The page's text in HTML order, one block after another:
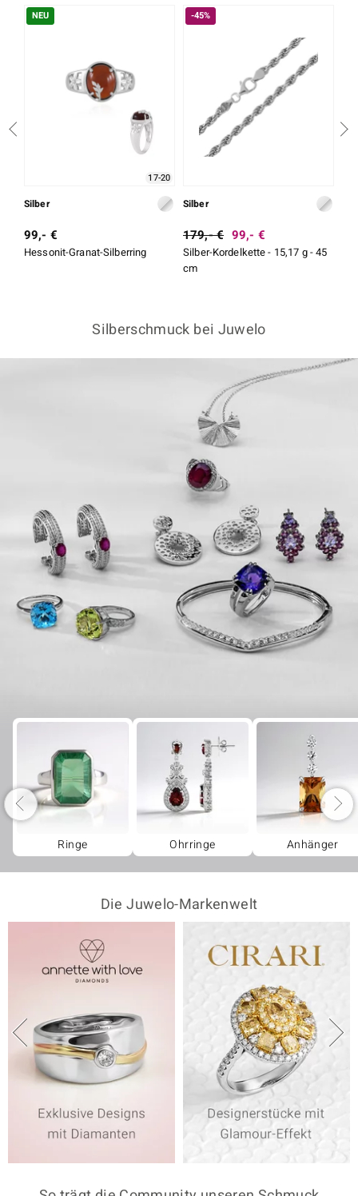
NEU
17-20
Silber
99,- €
Hessonit-Granat-Silberring
-45%
Silber
179,- € 99,- €
Silber-Kordelkette - 15,17 g - 45
cm
Silberschmuck bei Juwelo
Ringe Ohrringe Anhänger
Die Juwelo-Markenwelt